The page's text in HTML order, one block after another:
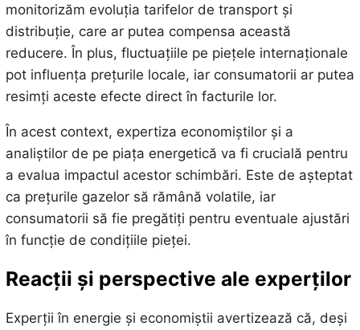
monitorizăm evoluția tarifelor de transport și
distribuție, care ar putea compensa această
reducere. În plus, fluctuațiile pe piețele internaționale
pot influența prețurile locale, iar consumatorii ar putea
resimți aceste efecte direct în facturile lor.
În acest context, expertiza economiștilor și a
analiștilor de pe piața energetică va fi crucială pentru
a evalua impactul acestor schimbări. Este de așteptat
ca prețurile gazelor să rămână volatile, iar
consumatorii să fie pregătiți pentru eventuale ajustări
în funcție de condițiile pieței.
Reacții și perspective ale experților
Experții în energie și economiștii avertizează că, deși